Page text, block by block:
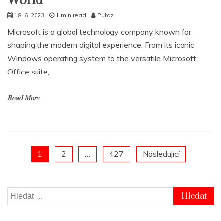
18. 6. 2023 1 min read Pufaz
Microsoft is a global technology company known for
shaping the modern digital experience. From its iconic
Windows operating system to the versatile Microsoft
Office suite,
Read More
Posts
pagination
1 2 427 Následující
Vyhledávání